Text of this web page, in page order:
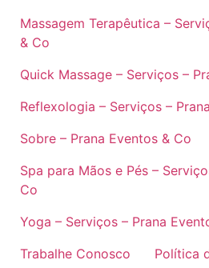
Massagem Terapêutica –
& Co
Quick Massage – Serviços –
Reflexologia – Serviços –
Sobre – Prana Eventos & Co
Spa para Mãos e Pés –
Co
Yoga – Serviços – Prana
Trabalhe Conosco
Política